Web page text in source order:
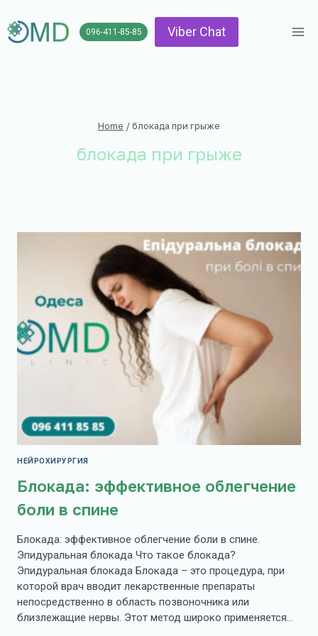
content
096-411-85-85 Viber Chat
Home / блокада при грыже
блокада при грыже
НЕЙРОХИРУРГИЯ
Блокада: эффективное облегчение
боли в спине
Блокада: эффективное облегчение боли в спине.
Эпидуральная блокада Что такое блокада?
Эпидуральная блокада Блокада – это процедура, при
которой врач вводит лекарственные препараты
непосредственно в область позвоночника или
близлежащие нервы. Этот метод широко применяется…